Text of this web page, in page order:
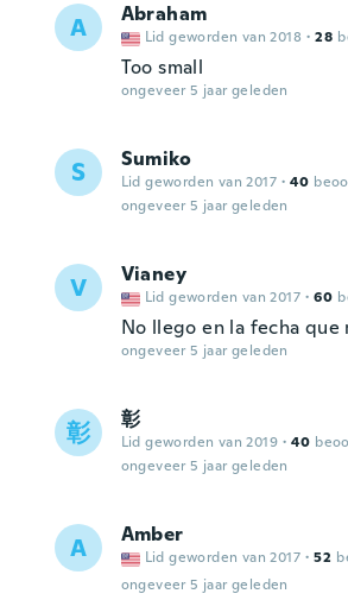
A Abraham
Lid geworden van 2018 · 28
Too small
ongeveer 5 jaar geleden
S Sumiko
Lid geworden van 2017 · 40
ongeveer 5 jaar geleden
V Vianey
Lid geworden van 2017 · 60
No llego en la fecha que
ongeveer 5 jaar geleden
彰 彰
Lid geworden van 2019 · 40
ongeveer 5 jaar geleden
A Amber
Lid geworden van 2017 · 52
ongeveer 5 jaar geleden